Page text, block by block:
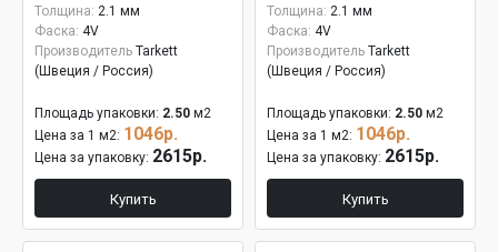
Толщина: 2.1 мм
Фаска: 4V
Производитель Tarkett
(Швеция / Россия)
Площадь упаковки: 2.50 м2
Цена за 1 м2: 1046р.
Цена за упаковку: 2615р.
Купить
Толщина: 2.1 мм
Фаска: 4V
Производитель Tarkett
(Швеция / Россия)
Площадь упаковки: 2.50 м2
Цена за 1 м2: 1046р.
Цена за упаковку: 2615р.
Купить